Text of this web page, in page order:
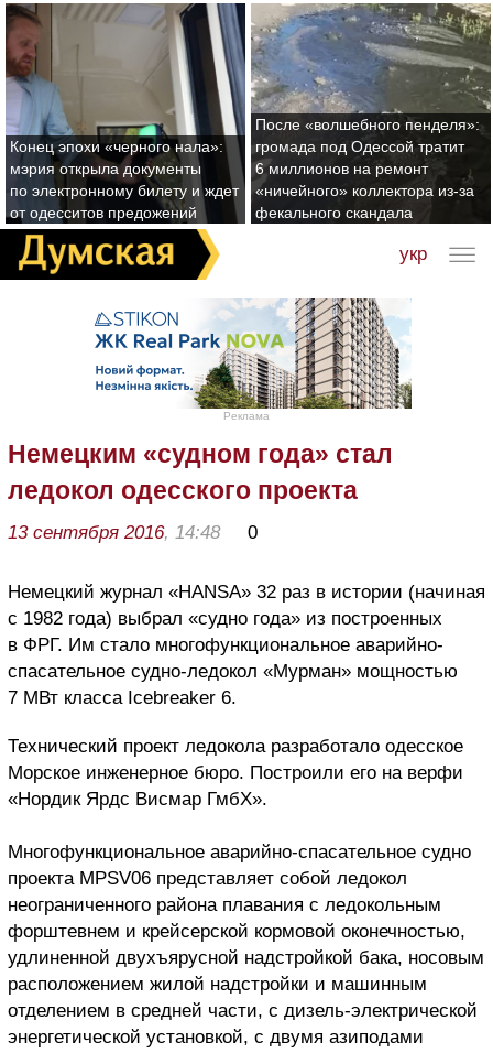
Конец эпохи «черного нала»:
мэрия открыла документы
по электронному билету и ждет
от одесситов предожений
После «волшебного пенделя»:
громада под Одессой тратит
6 миллионов на ремонт
«ничейного» коллектора из-за
фекального скандала
укр
Реклама
Немецким «судном года» стал
ледокол одесского проекта
13 сентября 2016, 14:48 0
Немецкий журнал «HANSA» 32 раз в истории (начиная
с 1982 года) выбрал «судно года» из построенных
в ФРГ. Им стало многофункциональное аварийно-
спасательное судно-ледокол «Мурман» мощностью
7 МВт класса Icebreaker 6.
Технический проект ледокола разработало одесское
Морское инженерное бюро. Построили его на верфи
«Нордик Ярдс Висмар ГмбХ».
Многофункциональное аварийно-спасательное судно
проекта MPSV06 представляет собой ледокол
неограниченного района плавания с ледокольным
форштевнем и крейсерской кормовой оконечностью,
удлиненной двухъярусной надстройкой бака, носовым
расположением жилой надстройки и машинным
отделением в средней части, с дизель-электрической
энергетической установкой, c двумя азиподами